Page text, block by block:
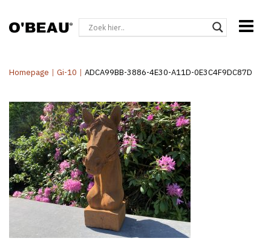
Homepage | Gi-10 | ADCA99BB-3886-4E30-A11D-0E3C4F9DC87D